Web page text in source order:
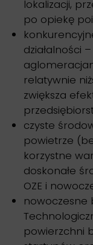
lokalizacji,
po opiekę
działalności
relatywnie
zwiększa
czyste
powietrze
korzystne
doskonałe
OZE i
nowoczesne
powierzchni